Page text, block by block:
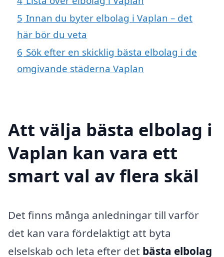
5 Innan du byter elbolag i Vaplan – det
här bör du veta
6 Sök efter en skicklig bästa elbolag i de
omgivande städerna Vaplan
Att välja bästa elbolag i
Vaplan kan vara ett
smart val av flera skäl
Det finns många anledningar till varför
det kan vara fördelaktigt att byta
elselskab och leta efter det bästa elbolag